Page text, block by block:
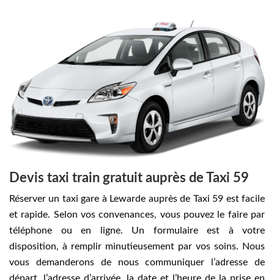
Devis taxi train gratuit auprès de Taxi 59
Réserver un taxi gare à Lewarde auprès de Taxi 59 est facile
et rapide. Selon vos convenances, vous pouvez le faire par
téléphone ou en ligne. Un formulaire est à votre
disposition, à remplir minutieusement par vos soins. Nous
vous demanderons de nous communiquer l’adresse de